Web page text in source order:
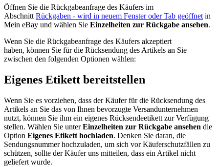
Öffnen Sie die Rückgabeanfrage des Käufers im
Abschnitt Rückgaben - wird in neuem Fenster oder Tab geöffnet in
Mein eBay und wählen Sie Einzelheiten zur Rückgabe ansehen.
Wenn Sie die Rückgabeanfrage des Käufers akzeptiert
haben, können Sie für die Rücksendung des Artikels an Sie
zwischen den folgenden Optionen wählen:
Eigenes Etikett bereitstellen
Wenn Sie es vorziehen, dass der Käufer für die Rücksendung des
Artikels an Sie das von Ihnen bevorzugte Versandunternehmen
nutzt, können Sie ihm ein eigenes Rücksendeetikett zur Verfügung
stellen. Wählen Sie unterEinzelheiten zur Rückgabe ansehen die
Option Eigenes Etikett hochladen. Denken Sie daran, die
Sendungsnummer hochzuladen, um sich vor Käuferschutzfällen zu
schützen, sollte der Käufer uns mitteilen, dass ein Artikel nicht
geliefert wurde.